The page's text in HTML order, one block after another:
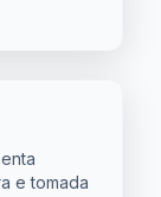
e tomada